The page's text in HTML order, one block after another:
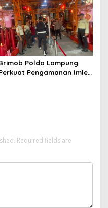
Kian Terkepung
Polda Lampung
Pengamanan Imlek
Required fields are